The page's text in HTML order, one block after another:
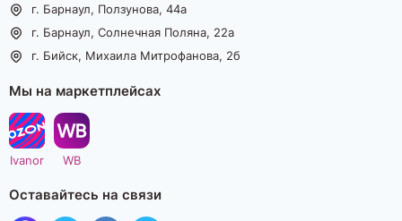
г. Барнаул, Ползунова, 44а
г. Барнаул, Солнечная Поляна, 22а
г. Бийск, Михаила Митрофанова, 2б
Мы на маркетплейсах
Ivanor WB
Оставайтесь на связи